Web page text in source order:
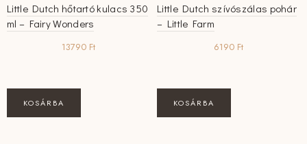
Little Dutch hőtartó kulacs 350
ml – Fairy Wonders
13790 Ft
KOSÁRBA
Little Dutch szívószálas pohár
– Little Farm
6190 Ft
KOSÁRBA